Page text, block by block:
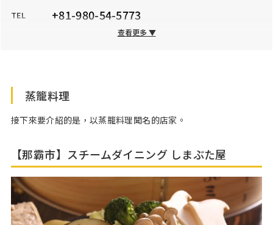
TEL
+81-980-54-5773
17:00～23:00（餐點LO22:00，飲料LO22:30）
查看更多 ▼
蒸籠料理
接下來要介紹的是，以蒸籠料理聞名的店家。
【那霸市】スチームダイニング しまぶた屋